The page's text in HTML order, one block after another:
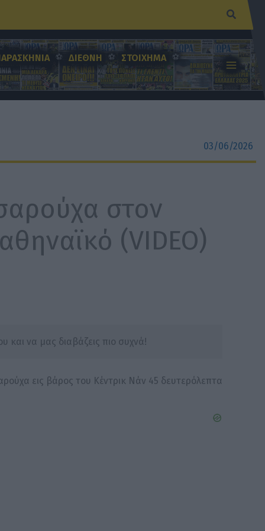
ΔΙΕΘΝΗ
ΣΤΟΙΧΗΜΑ
03/06/2026
στον
(VIDEO)
και να μας διαβάζεις πιο συχνά!
εις βάρος του Κέντρικ Νάν 45 δευτερόλεπτα